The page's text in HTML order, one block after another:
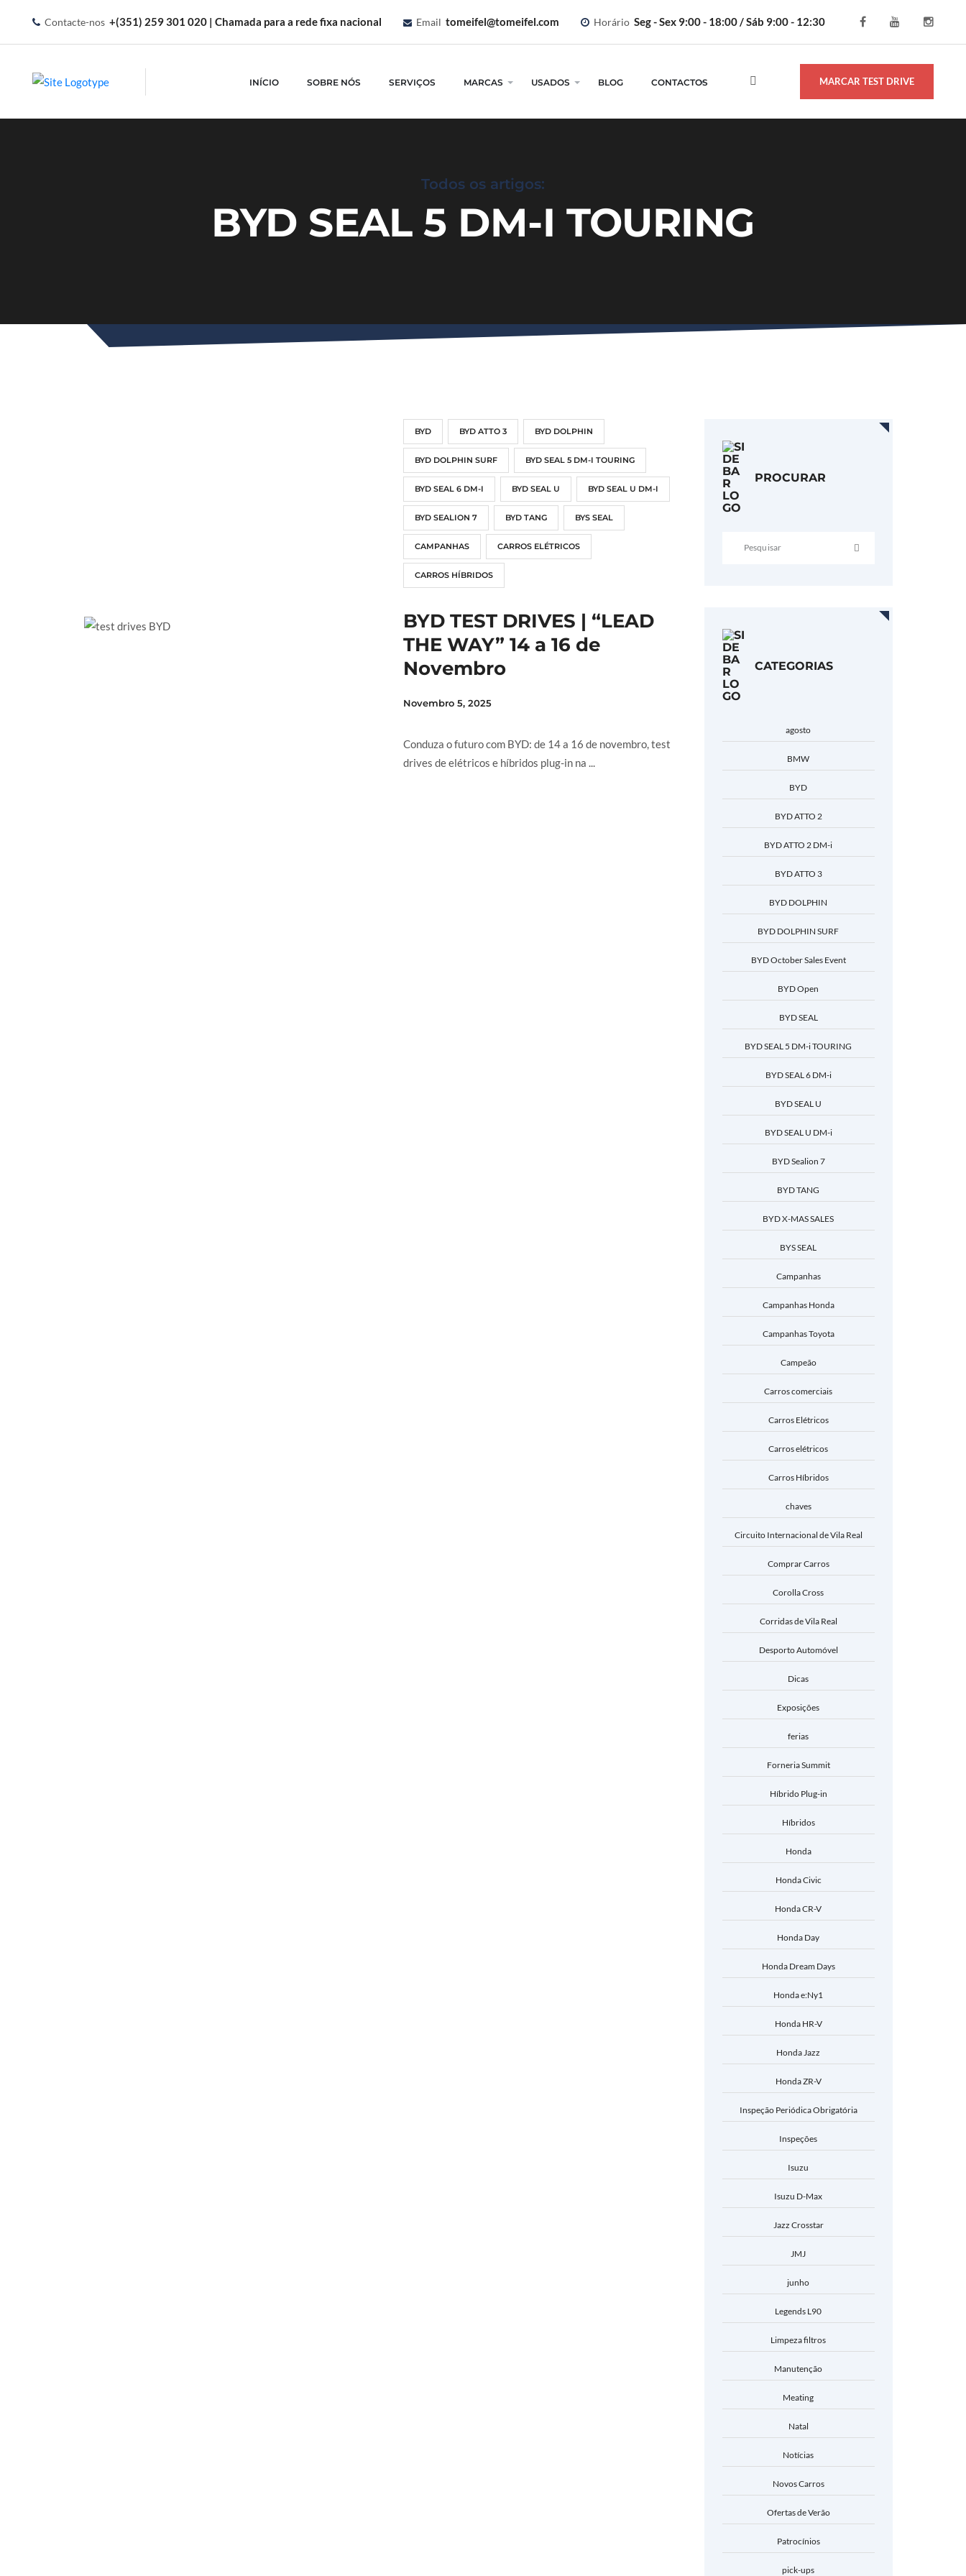
Contacte-nos +(351) 259 301 020 | Chamada para a rede fixa nacional Email tomeifel@tomeifel.com Horário Seg - Sex 9:00 - 18:00 / Sáb 9:00 - 12:30
INÍCIO SOBRE NÓS SERVIÇOS MARCAS USADOS BLOG CONTACTOS MARCAR TEST DRIVE
Todos os artigos:
BYD SEAL 5 DM-I TOURING
BYD BYD ATTO 3 BYD DOLPHIN
BYD DOLPHIN SURF BYD SEAL 5 DM-I TOURING
BYD SEAL 6 DM-I BYD SEAL U BYD SEAL U DM-I
BYD SEALION 7 BYD TANG BYS SEAL
CAMPANHAS CARROS ELÉTRICOS
CARROS HÍBRIDOS
BYD TEST DRIVES | “LEAD
THE WAY” 14 a 16 de
Novembro
Novembro 5, 2025
Conduza o futuro com BYD: de 14 a 16 de novembro, test
drives de elétricos e híbridos plug-in na ...
PROCURAR
CATEGORIAS
agosto
BMW
BYD
BYD ATTO 2
BYD ATTO 2 DM-i
BYD ATTO 3
BYD DOLPHIN
BYD DOLPHIN SURF
BYD October Sales Event
BYD Open
BYD SEAL
BYD SEAL 5 DM-i TOURING
BYD SEAL 6 DM-i
BYD SEAL U
BYD SEAL U DM-i
BYD Sealion 7
BYD TANG
BYD X-MAS SALES
BYS SEAL
Campanhas
Campanhas Honda
Campanhas Toyota
Campeão
Carros comerciais
Carros Elétricos
Carros elétricos
Carros Híbridos
chaves
Circuito Internacional de Vila Real
Comprar Carros
Corolla Cross
Corridas de Vila Real
Desporto Automóvel
Dicas
Exposições
ferias
Forneria Summit
Híbrido Plug-in
Híbridos
Honda
Honda Civic
Honda CR-V
Honda Day
Honda Dream Days
Honda e:Ny1
Honda HR-V
Honda Jazz
Honda ZR-V
Inspeção Periódica Obrigatória
Inspeções
Isuzu
Isuzu D-Max
Jazz Crosstar
JMJ
junho
Legends L90
Limpeza filtros
Manutenção
Meating
Natal
Notícias
Novos Carros
Ofertas de Verão
Patrocínios
pick-ups